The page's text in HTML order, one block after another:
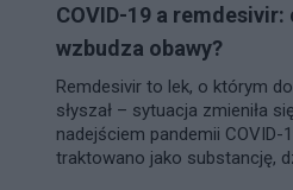
COVID-19 a
wzbudza obawy?
Remdesivir to lek, o którym
słyszał – sytuacja zmieniła
nadejściem pandemii COVID-
traktowano jako substancję,